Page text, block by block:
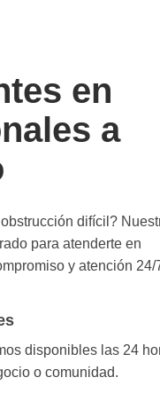
en
a
difícil?
para atenderte en
y atención 24/
disponibles las 24
o comunidad.